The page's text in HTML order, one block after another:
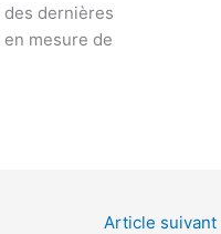
dernières
mesure de
Article suivant